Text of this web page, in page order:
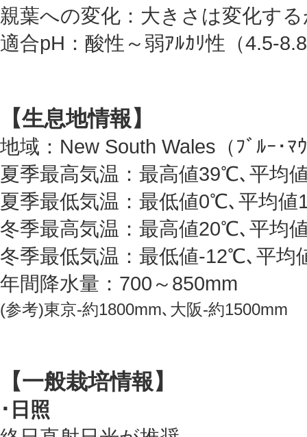
親葉への変化：大きさは変化す
適合pH：酸性～弱ｱﾙｶﾘ性（4.5-
【生息地情報】
地域：New South Wales（ﾌﾞﾙｰ･ﾏ
夏季最高気温：最高値39℃､平均
夏季最低気温：最低値0℃､平均
冬季最高気温：最高値20℃､平均
冬季最低気温：最低値-12℃､平均
年間降水量：700～850mm
(参考)東京-約1800mm､大阪-約1500mm
【一般栽培情報】
･日照